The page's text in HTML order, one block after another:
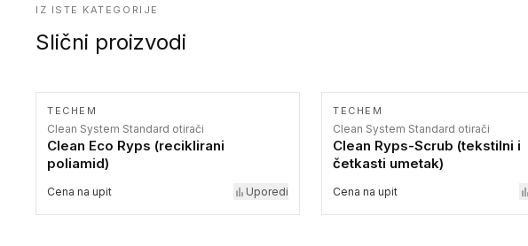
IZ ISTE KATEGORIJE
Slični proizvodi
TECHEM
Clean System Standard otirači
Clean Eco Ryps (reciklirani
poliamid)
Cena na upit Uporedi
TECHEM
Clean System Standard otirači
Clean Ryps-Scrub (tekstilni i
četkasti umetak)
Cena na upit